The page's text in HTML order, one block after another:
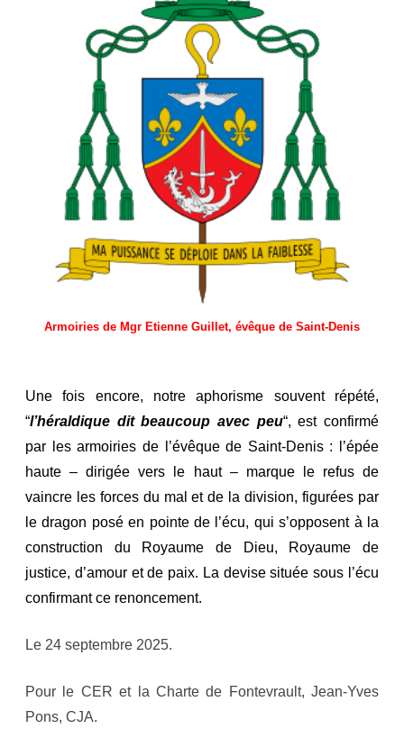
Armoiries de Mgr Etienne Guillet, évêque de Saint-Denis
Une fois encore, notre aphorisme souvent répété,
“l’héraldique dit beaucoup avec peu“, est confirmé
par les armoiries de l’évêque de Saint-Denis : l’épée
haute – dirigée vers le haut – marque le refus de
vaincre les forces du mal et de la division, figurées par
le dragon posé en pointe de l’écu, qui s’opposent à la
construction du Royaume de Dieu, Royaume de
justice, d’amour et de paix. La devise située sous l’écu
confirmant ce renoncement.
Le 24 septembre 2025.
Pour le CER et la Charte de Fontevrault, Jean-Yves
Pons, CJA.